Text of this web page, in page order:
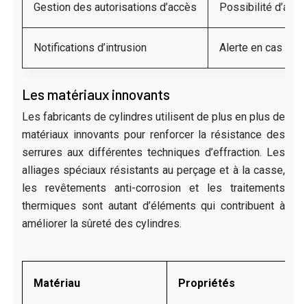
Gestion des autorisations d’accès Possibilité
Notifications d’intrusion Alerte en cas de
Les matériaux innovants
Les fabricants de cylindres utilisent de plus en plus de
matériaux innovants pour renforcer la résistance des
serrures aux différentes techniques d’effraction. Les
alliages spéciaux résistants au perçage et à la casse,
les revêtements anti-corrosion et les traitements
thermiques sont autant d’éléments qui contribuent à
améliorer la sûreté des cylindres.
Matériau Propriétés